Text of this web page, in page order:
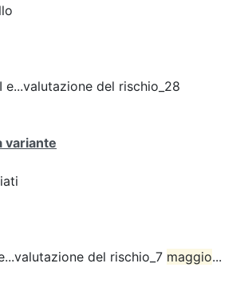
e...valutazione del rischio_28
variante
del rischio_7 maggio...